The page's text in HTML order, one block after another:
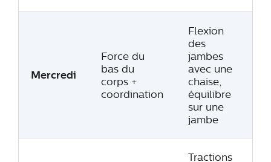
Mercredi
Force du
bas du
corps +
coordination
Flexion
des
jambes
avec une
chaise,
équilibre
sur une
jambe
Tractions